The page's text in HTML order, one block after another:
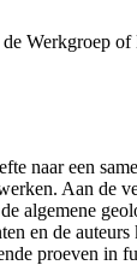
Werkgroep
naar een
Aan de
en de
proeven in